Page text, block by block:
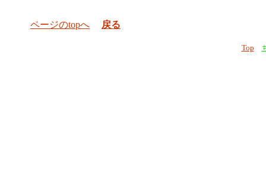
ページのtopへ 戻る
Top